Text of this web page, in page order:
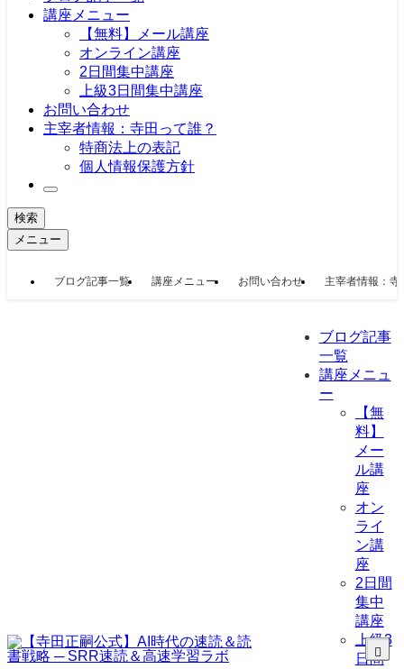
講座メニュー
【無料】メール講座
オンライン講座
2日間集中講座
上級3日間集中講座
お問い合わせ
主宰者情報：寺田って誰？
特商法上の表記
個人情報保護方針
検索
メニュー
ブログ記事一覧 講座メニュー お問い合わせ 主宰者情報：寺
ブログ記事
一覧
講座メニュ
ー
【無
料】
メー
ル講
座
オン
ライ
ン講
座
2日間
集中
講座
上級3
日間